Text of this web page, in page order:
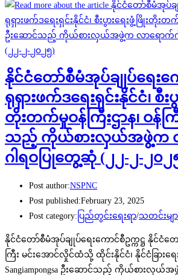
နိုင်ငံတော်စီမံအုပ်ချုပ်ရေးက
ရုရှားဖက်ဒရေးရှင်းနိုင်ငံ၊ စီးပွ
တိုးတက်မှုဝန်ကြီးဌာန၊ ဝန်က
သည့် ကိုယ်စားလှယ်အဖွဲ့က
ဂါရဝပြုတွေ့ဆုံ (၂၂-၂-၂၀၂
Post author:NSPNC
Post published:February 23, 2025
Post category: ပြည်တွင်းရေးရာ/သတင်းမျာ
နိုင်ငံတော်စီမံအုပ်ချုပ်ရေးကောင်စီဥက္ကဋ္ဌ နိုင်ငံတ
ကြီး မင်းအောင်လှိုင်ထံသို့ ထိုင်းနိုင်ငံ၊ နိုင်ငံခြားရေး
Sangiampongsa ဦးဆောင်သည့် ကိုယ်စားလှယ်